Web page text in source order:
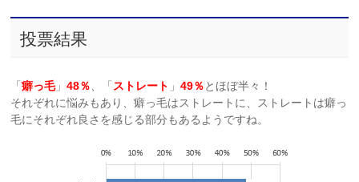
投票結果
「癖っ毛」48％ 、「 ストレート 」49％とほぼ半々！
それぞれに悩みもあり、癖っ毛はストレートに、ストレートは癖っ
毛にそれぞれ良さを感じる部分もあるようですね。